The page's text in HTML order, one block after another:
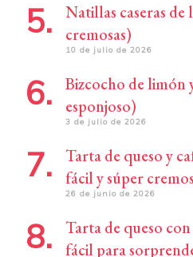
Natillas caseras de
cremosas)
10 de julio de 2026
Bizcocho de limón
esponjoso)
3 de julio de 2026
Tarta de queso y
fácil y súper
26 de junio de 2026
Tarta de queso
fácil para